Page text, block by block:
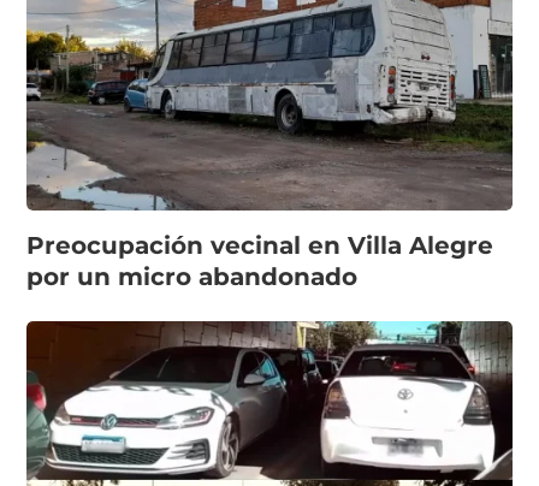
Preocupación vecinal en Villa Alegre
por un micro abandonado